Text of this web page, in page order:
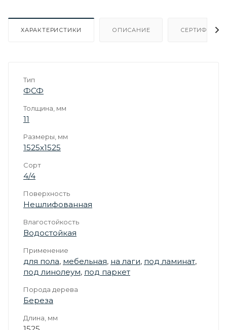
ХАРАКТЕРИСТИКИ ОПИСАНИЕ
Тип
ФСФ
Толщина, мм
11
Размеры, мм
1525х1525
Сорт
4/4
Поверхность
Нешлифованная
Влагостойкость
Водостойкая
Применение
для пола, мебельная, на лаги, под ламинат,
под линолеум, под паркет
Порода дерева
Береза
Длина, мм